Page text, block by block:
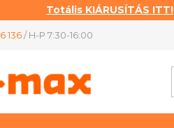
Totális KIÁRUSÍTÁS ITT!
136/ H-P 7:30-16:00